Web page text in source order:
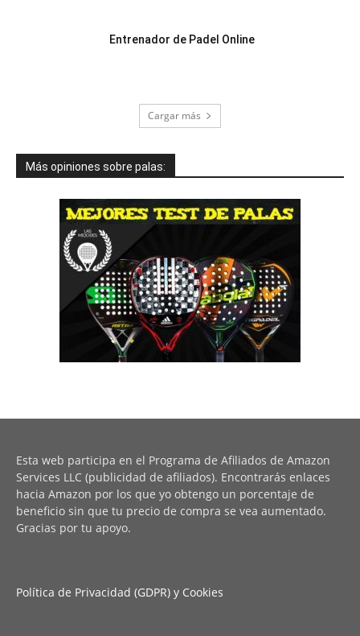
Entrenador de Padel Online
Cargar más
Más opiniones sobre palas:
Esta web participa en el Programa de Afiliados de Amazon
Services LLC (publicidad de afiliados). Encontrarás enlaces
hacia Amazon por los que yo obtengo un porcentaje de
beneficio sin que tu precio de compra se vea aumentado.
Gracias por tu apoyo.
Política de Privacidad (GDPR) y Cookies